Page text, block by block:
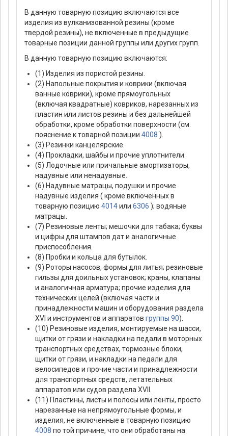
В данную товарную позицию включаются все
изделия из вулканизованной резины (кроме
твердой резины), не включенные в предыдущие
товарные позиции данной группы или других групп.
В данную товарную позицию включаются:
(1) Изделия из пористой резины.
(2) Напольные покрытия и коврики (включая
ванные коврики), кроме прямоугольных
(включая квадратные) ковриков, нарезанных из
пластин или листов резины и без дальнейшей
обработки, кроме обработки поверхности (см.
пояснение к товарной позиции 4008 ).
(3) Резинки канцелярские.
(4) Прокладки, шайбы и прочие уплотнители.
(5) Лодочные или причальные амортизаторы,
надувные или ненадувные.
(6) Надувные матрацы, подушки и прочие
надувные изделия ( кроме включенных в
товарную позицию 4014или 6306 ); водяные
матрацы.
(7) Резиновые ленты; мешочки для табака; буквы
и цифры для штампов дат и аналогичные
приспособления.
(8) Пробки и кольца для бутылок.
(9) Роторы насосов, формы для литья; резиновые
гильзы для доильных установок; краны, клапаны
и аналогичная арматура; прочие изделия для
технических целей (включая части и
принадлежности машин и оборудования раздела
XVI и инструментов и аппаратов группы 90).
(10) Резиновые изделия, монтируемые на шасси,
щитки от грязи и накладки на педали в моторных
транспортных средствах, тормозные блоки,
щитки от грязи, и накладки на педали для
велосипедов и прочие части и принадлежности
для транспортных средств, летательных
аппаратов или судов раздела XVII.
(11) Пластины, листы и полосы или ленты, просто
нарезанные на непрямоугольные формы, и
изделия, не включенные в товарную позицию
4008 по той причине, что они обработаны на